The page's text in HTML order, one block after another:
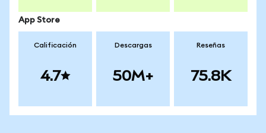
App Store
Calificación
4.7
Descargas
50M+
Reseñas
75.8K